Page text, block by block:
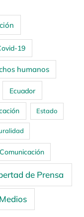
19
humanos
Ecuador
Estado
de Prensa
Medios